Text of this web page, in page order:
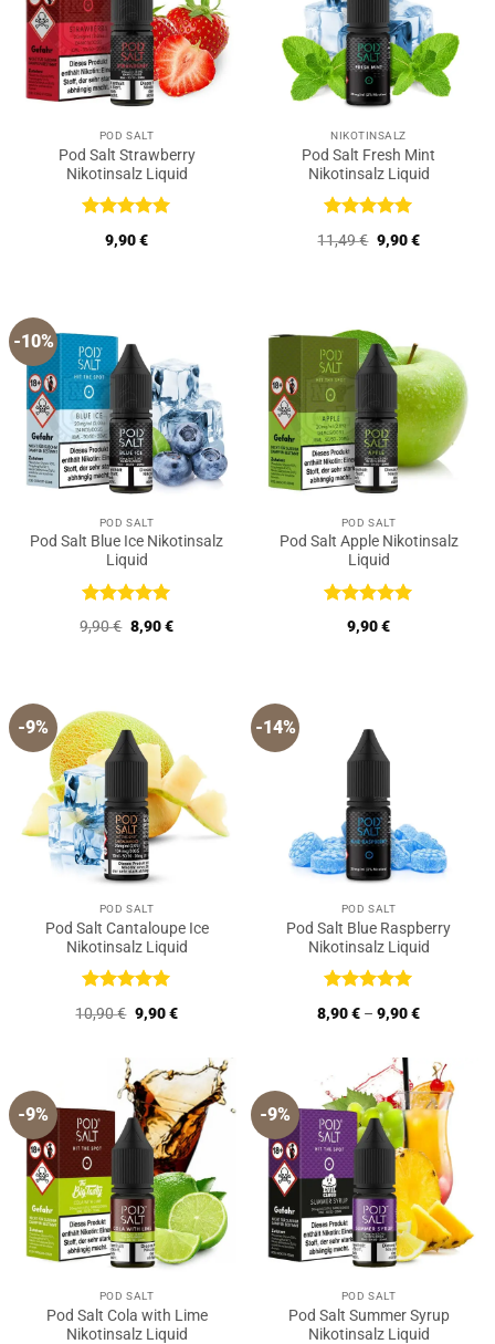
POD SALT
Pod Salt Strawberry
Nikotinsalz Liquid
Bewertet
mit5von
9,90€
NIKOTINSALZ
Pod Salt Fresh Mint
Nikotinsalz Liquid
Bewertet
mit 5von
11,49€ Ursprünglicher
Preis
9,90€Aktueller
-10%
POD SALT
Pod Salt Blue Ice Nikotinsalz
Liquid
Bewertet
mit 5 von
9,90€ Ursprünglicher
Preis
8,90€Aktueller
POD SALT
Pod Salt Apple Nikotinsalz
Liquid
Bewertet
mit5von
9,90€
-9%
POD SALT
Pod Salt Cantaloupe Ice
Nikotinsalz Liquid
Bewertet
mit 5von
10,90€ Ursprünglicher
Preis
9,90€Aktueller
9,90 €.
-14%
POD SALT
Pod Salt Blue Raspberry
Nikotinsalz Liquid
Bewertet
mit5
von
8,90€ – 9,90€
-9%
POD SALT
Pod Salt Cola with Lime
Nikotinsalz Liquid
-9%
POD SALT
Pod Salt Summer Syrup
Nikotinsalz Liquid